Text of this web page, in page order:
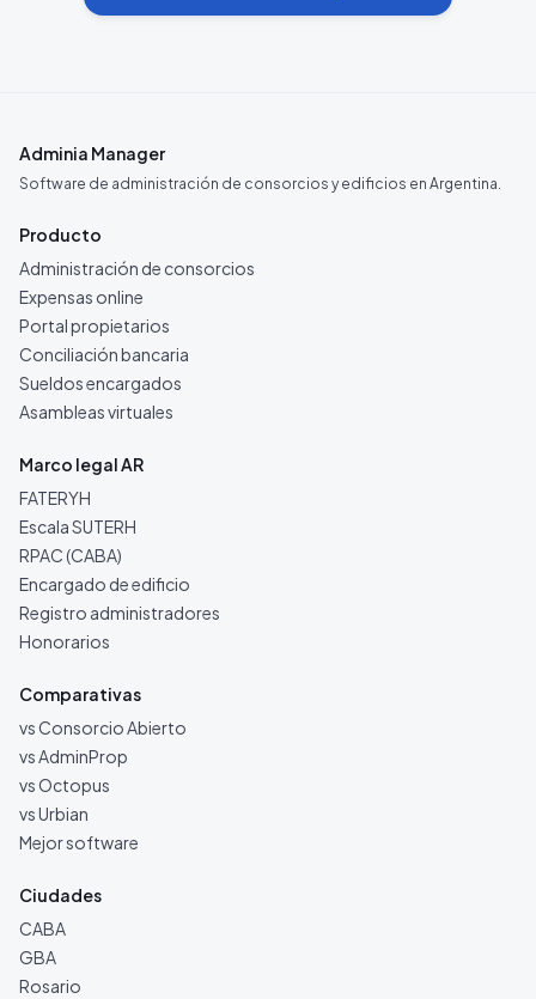
Adminia Manager
Software de administración de consorcios y edificios en Argentina.
Producto
Administración de consorcios
Expensas online
Portal propietarios
Conciliación bancaria
Sueldos encargados
Asambleas virtuales
Marco legal AR
FATERYH
Escala SUTERH
RPAC (CABA)
Encargado de edificio
Registro administradores
Honorarios
Comparativas
vs Consorcio Abierto
vs AdminProp
vs Octopus
vs Urbian
Mejor software
Ciudades
CABA
GBA
Rosario